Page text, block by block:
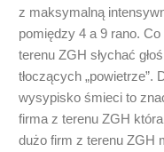
z maksymalną
pomiędzy 4 a 9 rano.
terenu ZGH słychać
tłoczących „powietrze”.
wysypisko śmieci to
firma z terenu ZGH
dużo firm z terenu ZGH